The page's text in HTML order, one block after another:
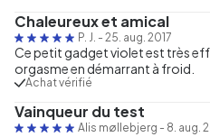
Chaleureux et amical
P. J. - 25. aug. 2017
Ce petit gadget violet est très
orgasme en démarrant à froid.
Achat vérifié
Vainqueur du test
Alis møllebjerg - 8. aug.